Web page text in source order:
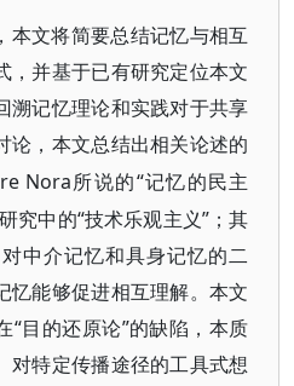
本文将简要总结记忆与相互
，并基于已有研究定位本文
溯记忆理论和实践对于共享
论，本文总结出相关论述的
Nora所说的“记忆的民主
究中的“技术乐观主义”；其
中介记忆和具身记忆的二
忆能够促进相互理解。本文
“目的还原论”的缺陷，本质
对特定传播途径的工具式想